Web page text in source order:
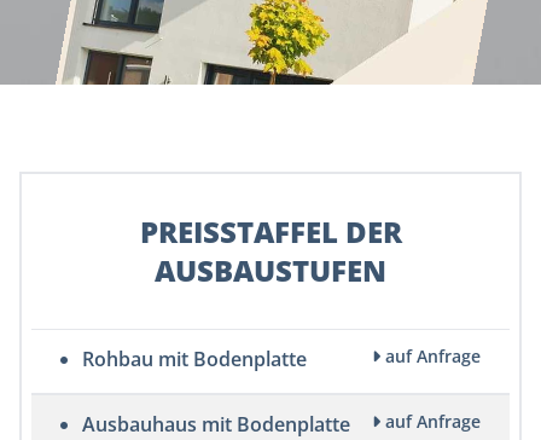
PREISSTAFFEL DER
AUSBAUSTUFEN
Rohbau mit Bodenplatte auf Anfrage
Ausbauhaus mit Bodenplatte auf Anfrage